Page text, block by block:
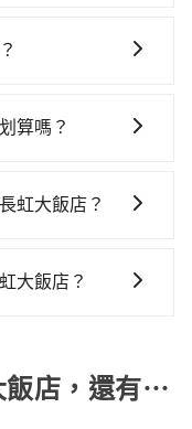
預定包車到達或離
可透過電子郵件
浪板、樂器、廣告
行車安全，會讓
算嗎？
，如果在路邊攔不
元間，但如改預
長虹大飯店的最佳
虹大飯店？
23:03，台中-台北
鐘，再乘坐43~69
台北高鐵站，每
大飯店？
金$1,500起，九
T6，一天租金約
飯店，還有⋯